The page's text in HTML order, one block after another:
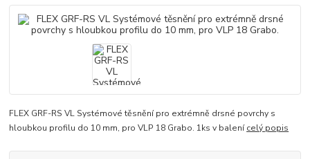
FLEX GRF-RS VL Systémové těsnění pro extrémně drsné povrchy s
hloubkou profilu do 10 mm, pro VLP 18 Grabo. 1ks v balenícelý popis